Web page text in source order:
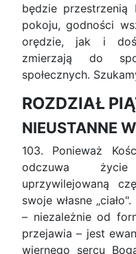
będzie przestrzenią
pokoju, godności
orędzie, jak i
zmierzają do
społecznych.
ROZDZIAŁ
NIEUSTANNE
103. Ponieważ
odczuwa
uprzywilejowaną
swoje własne
– niezależnie od
przejawia – jest
wiernego sercu